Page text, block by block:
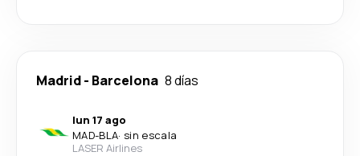
Madrid- Barcelona 8 días
lun 17 ago
MAD-BLA· sin escala
LASER Airlines